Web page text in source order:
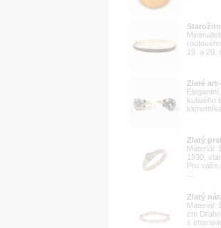
19. a 20.
Zlaté
kulatého
Zlatý
Materiál:
1930,
Pro vaše
Zlatý
Materiál:
cm
s